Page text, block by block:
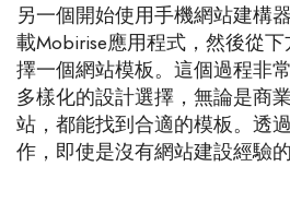
另一個開始使用手機網站建構
載Mobirise應用程式，然後從
擇一個網站模板。這個過程非
多樣化的設計選擇，無論是商
站，都能找到合適的模板。透
作，即使是沒有網站建設經驗